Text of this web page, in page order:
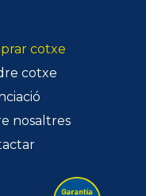
cotxe
cotxe
nosaltres